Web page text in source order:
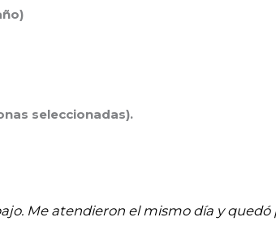
seleccionadas).
Me atendieron el mismo día y quedó